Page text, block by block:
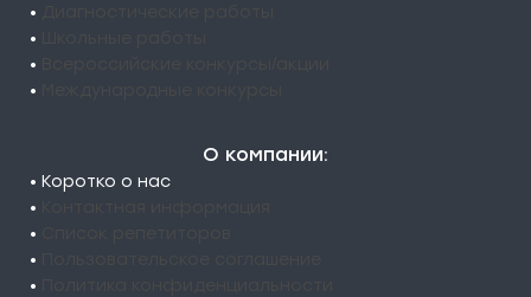
•
•
•
•
О компании:
• Коротко о нас
•
•
•
•